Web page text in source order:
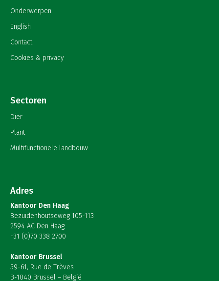
Onderwerpen
English
Contact
Cookies & privacy
Sectoren
Dier
Plant
Multifunctionele landbouw
Adres
Kantoor Den Haag
Bezuidenhoutseweg 105-113
2594 AC Den Haag
+31 (0)70 338 2700
Kantoor Brussel
59-61, Rue de Trèves
B-1040 Brussel – België